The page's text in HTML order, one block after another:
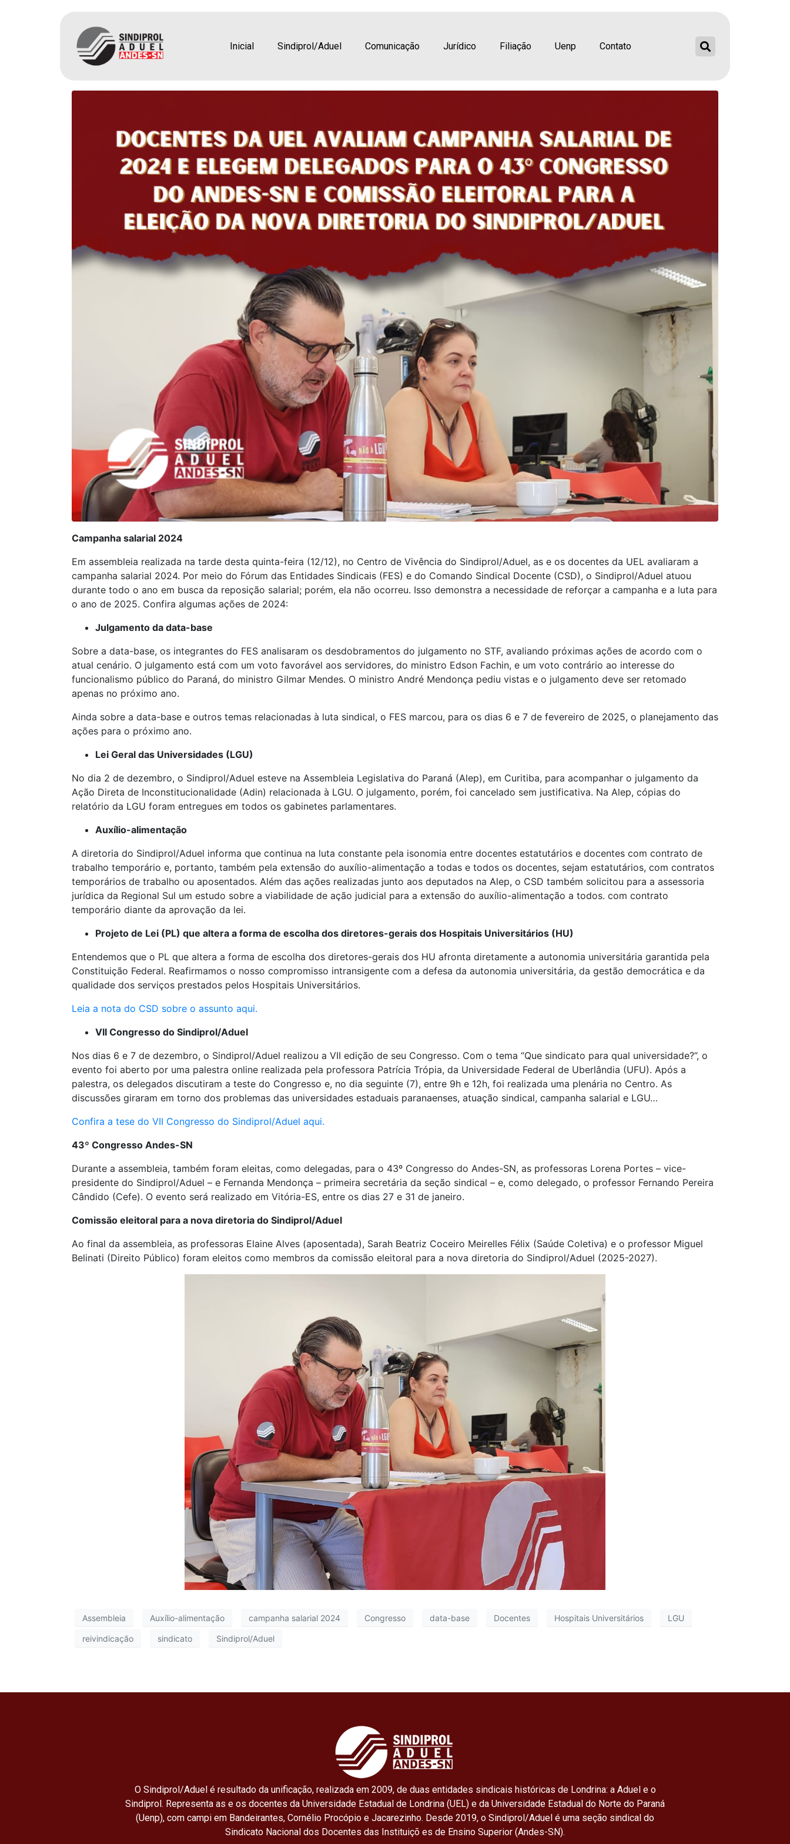
Inicial Sindiprol/Aduel Comunicação Jurídico Filiação Uenp Contato
Docentes da UEL avaliam campanha salarial de 2024 e elegem
delegados para o 43º Congresso do Andes-SN e comissão eleitoral para
a eleição da nova diretoria do Sindiprol/Aduel
Campanha salarial 2024
Em assembleia realizada na tarde desta quinta-feira (12/12), no Centro de Vivência do Sindiprol/Aduel, as e os docentes da UEL avaliaram a
campanha salarial 2024. Por meio do Fórum das Entidades Sindicais (FES) e do Comando Sindical Docente (CSD), o Sindiprol/Aduel atuou
durante todo o ano em busca da reposição salarial; porém, ela não ocorreu. Isso demonstra a necessidade de reforçar a campanha e a luta para
o ano de 2025. Confira algumas ações de 2024:
Julgamento da data-base
Sobre a data-base, os integrantes do FES analisaram os desdobramentos do julgamento no STF, avaliando próximas ações de acordo com o
atual cenário. O julgamento está com um voto favorável aos servidores, do ministro Edson Fachin, e um voto contrário ao interesse do
funcionalismo público do Paraná, do ministro Gilmar Mendes. O ministro André Mendonça pediu vistas e o julgamento deve ser retomado
apenas no próximo ano.
Ainda sobre a data-base e outros temas relacionadas à luta sindical, o FES marcou, para os dias 6 e 7 de fevereiro de 2025, o planejamento das
ações para o próximo ano.
Lei Geral das Universidades (LGU)
No dia 2 de dezembro, o Sindiprol/Aduel esteve na Assembleia Legislativa do Paraná (Alep), em Curitiba, para acompanhar o julgamento da
Ação Direta de Inconstitucionalidade (Adin) relacionada à LGU. O julgamento, porém, foi cancelado sem justificativa. Na Alep, cópias do
relatório da LGU foram entregues em todos os gabinetes parlamentares.
Auxílio-alimentação
A diretoria do Sindiprol/Aduel informa que continua na luta constante pela isonomia entre docentes estatutários e docentes com contrato de
trabalho temporário e, portanto, também pela extensão do auxílio-alimentação a todas e todos os docentes, sejam estatutários, com contratos
temporários de trabalho ou aposentados. Além das ações realizadas junto aos deputados na Alep, o CSD também solicitou para a assessoria
jurídica da Regional Sul um estudo sobre a viabilidade de ação judicial para a extensão do auxílio-alimentação a todos. com contrato
temporário diante da aprovação da lei.
Projeto de Lei (PL) que altera a forma de escolha dos diretores-gerais dos Hospitais Universitários (HU)
Entendemos que o PL que altera a forma de escolha dos diretores-gerais dos HU afronta diretamente a autonomia universitária garantida pela
Constituição Federal. Reafirmamos o nosso compromisso intransigente com a defesa da autonomia universitária, da gestão democrática e da
qualidade dos serviços prestados pelos Hospitais Universitários.
Leia a nota do CSD sobre o assunto aqui.
VII Congresso do Sindiprol/Aduel
Nos dias 6 e 7 de dezembro, o Sindiprol/Aduel realizou a VII edição de seu Congresso. Com o tema “Que sindicato para qual universidade?”, o
evento foi aberto por uma palestra online realizada pela professora Patrícia Trópia, da Universidade Federal de Uberlândia (UFU). Após a
palestra, os delegados discutiram a teste do Congresso e, no dia seguinte (7), entre 9h e 12h, foi realizada uma plenária no Centro. As
discussões giraram em torno dos problemas das universidades estaduais paranaenses, atuação sindical, campanha salarial e LGU…
Confira a tese do VII Congresso do Sindiprol/Aduel aqui.
43º Congresso Andes-SN
Durante a assembleia, também foram eleitas, como delegadas, para o 43º Congresso do Andes-SN, as professoras Lorena Portes – vice-
presidente do Sindiprol/Aduel – e Fernanda Mendonça – primeira secretária da seção sindical – e, como delegado, o professor Fernando Pereira
Cândido (Cefe). O evento será realizado em Vitória-ES, entre os dias 27 e 31 de janeiro.
Comissão eleitoral para a nova diretoria do Sindiprol/Aduel
Ao final da assembleia, as professoras Elaine Alves (aposentada), Sarah Beatriz Coceiro Meirelles Félix (Saúde Coletiva) e o professor Miguel
Belinati (Direito Público) foram eleitos como membros da comissão eleitoral para a nova diretoria do Sindiprol/Aduel (2025-2027).
Assembleia Auxílio-alimentação campanha salarial 2024 Congresso data-base Docentes Hospitais Universitários LGU
reivindicação sindicato Sindiprol/Aduel
O Sindiprol/Aduel é resultado da unificação, realizada em 2009, de duas entidades sindicais históricas de Londrina: a Aduel e o
Sindiprol. Representa as e os docentes da Universidade Estadual de Londrina (UEL) e da Universidade Estadual do Norte do Paraná
(Uenp), com campi em Bandeirantes, Cornélio Procópio e Jacarezinho. Desde 2019, o Sindiprol/Aduel é uma seção sindical do
Sindicato Nacional dos Docentes das Instituiçõ es de Ensino Superior (Andes-SN).